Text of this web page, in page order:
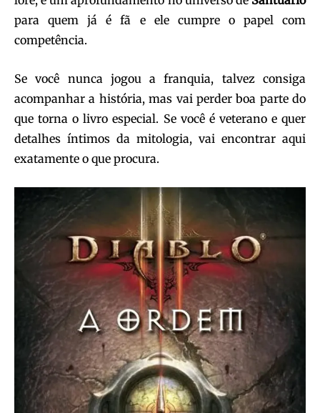
para quem já é fã e ele cumpre o papel com
competência.
Se você nunca jogou a franquia, talvez consiga
acompanhar a história, mas vai perder boa parte do
que torna o livro especial. Se você é veterano e quer
detalhes íntimos da mitologia, vai encontrar aqui
exatamente o que procura.